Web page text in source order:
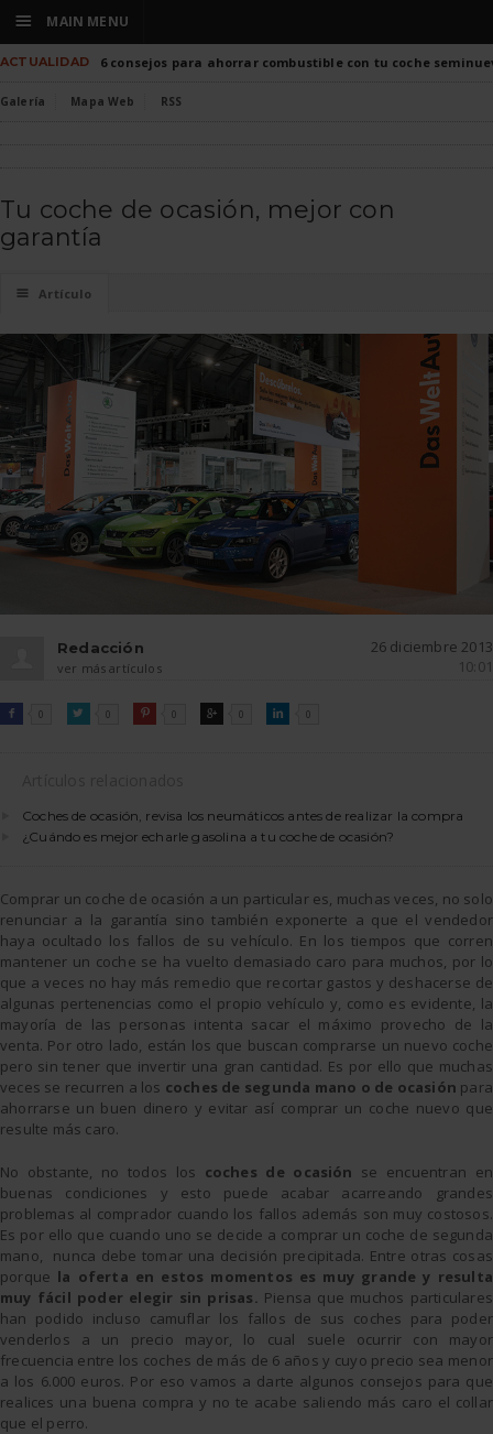
ACTUALIDAD 6 consejos para ahorrar combustible con tu coche
Galería Mapa Web RSS
Tu coche de ocasión, mejor con
garantía
☰ Artículo
Redacción
ver más artículos
26 diciembre 2013
10:01

FACEBOOK
0 
TWITTER0 
PINTEREST
0 
GOOGLE0 
LINKEDIN
0
Coches de ocasión, revisa los neumáticos antes de realizar la compra
¿Cuándo es mejor echarle gasolina a tu coche de ocasión?
Comprar un coche de ocasión a un particular es, muchas veces, no solo
renunciar a la garantía sino también exponerte a que el vendedor
haya ocultado los fallos de su vehículo. En los tiempos que corren
mantener un coche se ha vuelto demasiado caro para muchos, por lo
que a veces no hay más remedio que recortar gastos y deshacerse de
algunas pertenencias como el propio vehículo y, como es evidente, la
mayoría de las personas intenta sacar el máximo provecho de la
venta. Por otro lado, están los que buscan comprarse un nuevo coche
pero sin tener que invertir una gran cantidad. Es por ello que muchas
veces se recurren a los coches de segunda mano o de ocasión para
ahorrarse un buen dinero y evitar así comprar un coche nuevo que
resulte más caro.
No obstante, no todos los coches de ocasión se encuentran en
buenas condiciones y esto puede acabar acarreando grandes
problemas al comprador cuando los fallos además son muy costosos.
Es por ello que cuando uno se decide a comprar un coche de segunda
mano, nunca debe tomar una decisión precipitada. Entre otras cosas
porque la oferta en estos momentos es muy grande y resulta
muy fácil poder elegir sin prisas.
Piensa que muchos particulares
han podido incluso camuflar los fallos de sus coches para poder
venderlos a un precio mayor, lo cual suele ocurrir con mayor
frecuencia entre los coches de más de 6 años y cuyo precio sea menor
a los 6.000 euros. Por eso vamos a darte algunos consejos para que
realices una buena compra y no te acabe saliendo más caro el collar
que el perro.
☰ MAIN MENU